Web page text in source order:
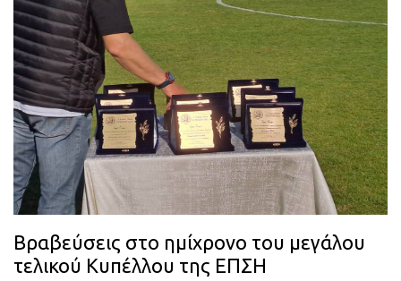
Βραβεύσεις στο ημίχρονο του μεγάλου
τελικού Κυπέλλου της ΕΠΣΗ